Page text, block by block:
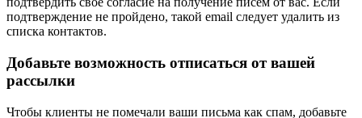
подтверждение не пройдено, такой email следует удалить из
списка контактов.
Добавьте возможность отписаться от вашей
рассылки
Чтобы клиенты не помечали ваши письма как спам, добавьте